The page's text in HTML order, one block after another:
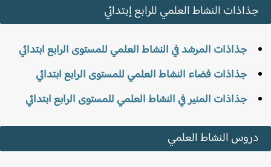
جذاذات النشاط العلمي للرابع إبتدائي
جذاذات المرشد في النشاط العلمي للمستوى الرابع ابتدائي
جذاذات فضاء النشاط العلمي للمستوى الرابع ابتدائي
جذاذات المنير في النشاط العلمي للمستوى الرابع ابتدائي
دروس النشاط العلمي